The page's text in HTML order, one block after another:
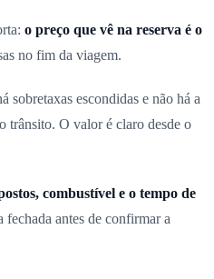
o preço que vê na reserva é o
no fim da viagem.
sobretaxas escondidas e não há a
trânsito. O valor é claro desde o
combustível e o tempo de
fechada antes de confirmar a